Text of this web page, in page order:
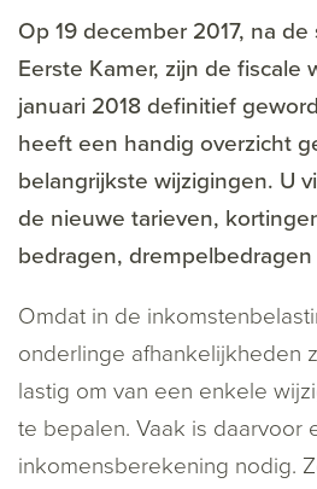
Op 19 december 2017, na
Eerste Kamer, zijn de fiscale
januari 2018 definitief
heeft een handig overzicht
belangrijkste wijzigingen. U
de nieuwe tarieven,
bedragen,
Omdat in de
onderlinge afhankelijkheden
lastig om van een enkele
te bepalen. Vaak is daarvoor
inkomensberekening nodig.